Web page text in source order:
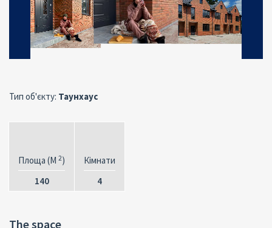
Тип об'єкту: Таунхаус
Площа (M 2)
140
Кімнати
4
The space